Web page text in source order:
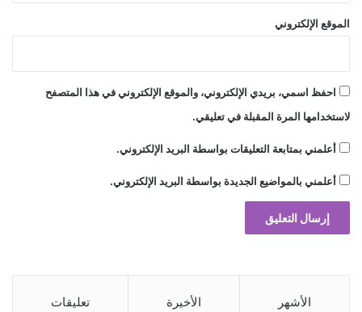
​Key benefits that set KRATOS apart
​Sustained Energy Support: A precise
blend of natural stimulants provides
long-lasting stamina without the
cardiovascular spikes associated with
synthetic caffeine.
carefully selected functional
الموقع الإلكتروني
احفظ اسمي، بريدي الإلكتروني، والموقع الإلكتروني في هذا المتصفح
لاستخدامها المرة المقبلة في تعليقي.
أعلمني بمتابعة التعليقات بواسطة البريد الإلكتروني.
أعلمني بالمواضيع الجديدة بواسطة البريد الإلكتروني.
الأشهر الأخيرة تعليقات